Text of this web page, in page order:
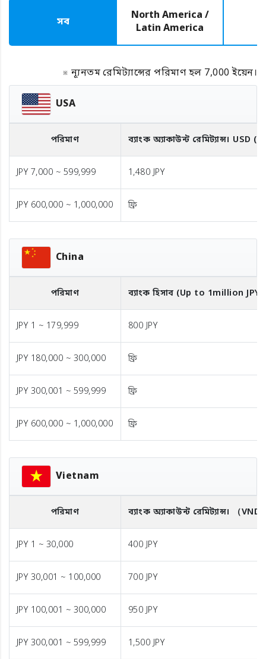
সব
North America /
Latin America
※ ন্যূনতম রেমিট্যান্সের পরিমাণ হল 7,000 ইয়েন।
USA
পরিমাণ ব্যাংক অ্যাকাউন্ট রেমিট্যান্স। USD
JPY 7,000 ~ 599,999 1,480 JPY
JPY 600,000 ~ 1,000,000 ফ্রি
China
পরিমাণ ব্যাংক হিসাব (Up to 1million JPY)
JPY 1 ~ 179,999 800 JPY
JPY 180,000 ~ 300,000 ফ্রি
JPY 300,001 ~ 599,999 ফ্রি
JPY 600,000 ~ 1,000,000 ফ্রি
Vietnam
পরিমাণ ব্যাংক অ্যাকাউন্ট রেমিট্যান্স। （VND
JPY 1 ~ 30,000 400 JPY
JPY 30,001 ~ 100,000 700 JPY
JPY 100,001 ~ 300,000 950 JPY
JPY 300,001 ~ 599,999 1,500 JPY